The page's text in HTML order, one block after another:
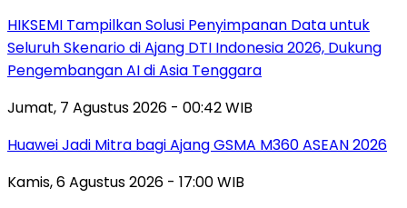
HIKSEMI Tampilkan Solusi Penyimpanan Data untuk
Seluruh Skenario di Ajang DTI Indonesia 2026, Dukung
Pengembangan AI di Asia Tenggara
Jumat, 7 Agustus 2026 - 00:42 WIB
Huawei Jadi Mitra bagi Ajang GSMA M360 ASEAN 2026
Kamis, 6 Agustus 2026 - 17:00 WIB